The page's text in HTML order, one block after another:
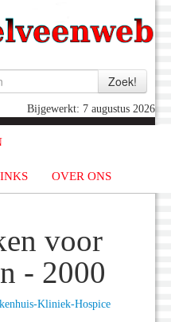
Bijgewerkt: 7 augustus 2026
OVER ONS
voor
- 2000
Kliniek-Hospice